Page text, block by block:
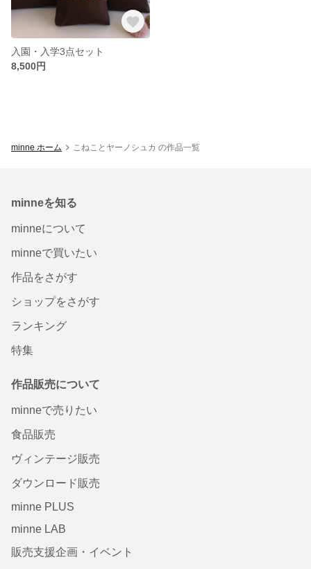
入園・入学3点セット
8,500円
minne ホーム こねことヤーノシュカ の作品一覧
minneを知る
minneについて
minneで買いたい
作品をさがす
ショップをさがす
ランキング
特集
作品販売について
minneで売りたい
食品販売
ヴィンテージ販売
ダウンロード販売
minne PLUS
minne LAB
販売支援企画・イベント